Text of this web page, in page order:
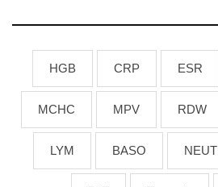
ESR
CRP
HGB
RDW
MPV
MCHC
NEUT
BASO
LYM